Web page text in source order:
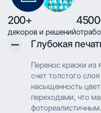
200+
декоров и решений
Глубокая
Перенос краски из
счет толстого
насыщенность
переходами, что
фотореалистичным.